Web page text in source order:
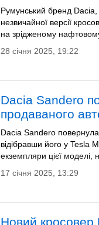
Румунський бренд
незвичайної версії
на зрідженому
28 січня 2025, 19:22
Dacia Sandero
продаваного
Dacia Sandero
відібравши його у Tesla
екземпляри цієї моделі,
17 січня 2025, 13:29
Новий кросовер